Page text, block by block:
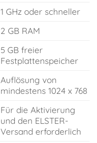
1 GHz oder schneller
2 GB RAM
5 GB freier
Festplattenspeicher
Auflösung von
mindestens 1024 x 768
Für die Aktivierung
und den ELSTER-
Versand erforderlich